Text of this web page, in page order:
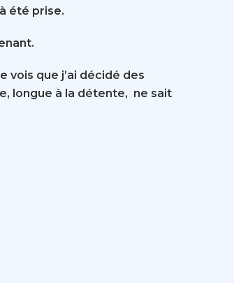
été prise.
vois que j’ai décidé des
longue à la détente, ne sait